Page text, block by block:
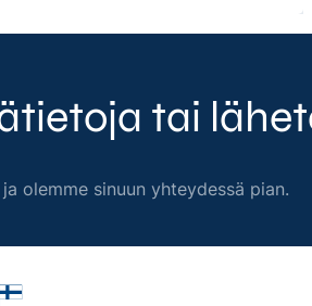
tai
olemme sinuun yhteydessä pian.